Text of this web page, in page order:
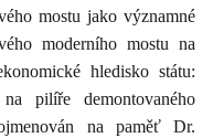
mostu jako významné
moderního mostu na
hledisko státu:
pilíře demontovaného
na paměť Dr.